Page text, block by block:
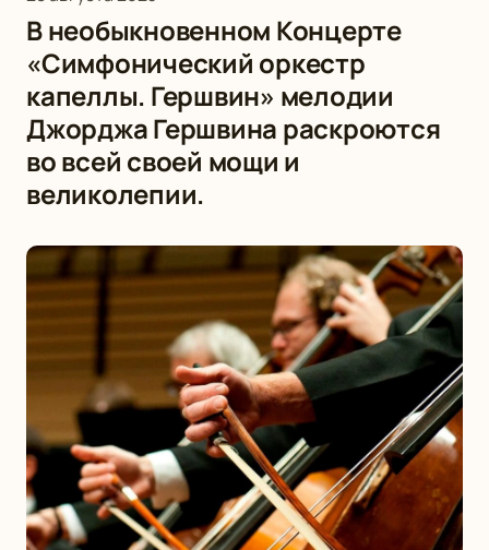
В необыкновенном Концерте
«Симфонический оркестр
капеллы. Гершвин» мелодии
Джорджа Гершвина раскроются
во всей своей мощи и
великолепии.